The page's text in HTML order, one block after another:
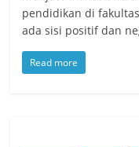
pendidikan di
ada sisi positif dan
Read more